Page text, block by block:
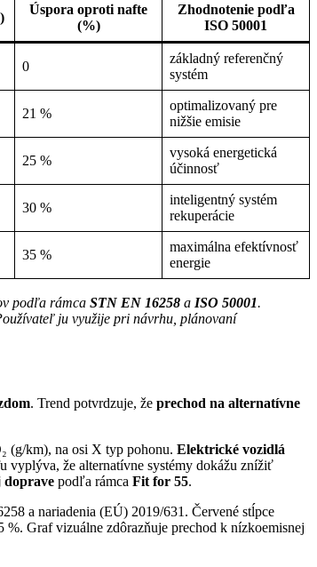
Úspora oproti nafte
(%)
Zhodnotenie podľa
ISO 50001
0
základný referenčný
systém
21 %
optimalizovaný pre
nižšie emisie
25 %
vysoká energetická
účinnosť
30 %
inteligentný systém
rekuperácie
35 %
maximálna efektívnosť
energie
podľa rámca STN EN 16258 a ISO 50001.
ju využije pri návrhu, plánovaní
. Trend potvrdzuje, že prechod na alternatívne
(g/km), na osi X typ pohonu. Elektrické vozidlá
vyplýva, že alternatívne systémy dokážu znížiť
doprave podľa rámca Fit for 55.